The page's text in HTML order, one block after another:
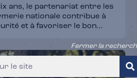
Fermer la
ans, le partenariat entre les
nationale contribue à
et à favoriser le bon
camp d’été, les chefs prennent
de gendarmerie la plus
camp. 🙌Aujourd’hui, trois